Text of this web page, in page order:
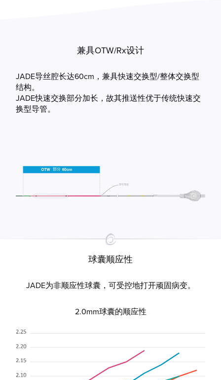
兼具OTW/Rx设计
JADE导丝腔长达60cm，兼具快速交换型/整体交换型
结构。
JADE快速交换部分加长，故其推送性优于传统快速交
换型导管。
球囊顺应性
JADE为非顺应性球囊，可受控地打开顽固病变。
2.0mm球囊的顺应性